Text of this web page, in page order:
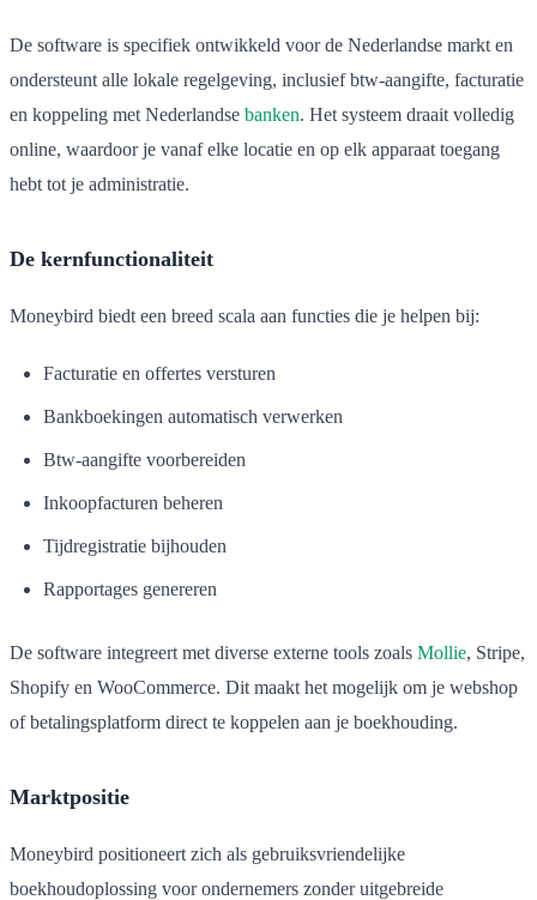
De software is specifiek ontwikkeld voor de Nederlandse markt en
ondersteunt alle lokale regelgeving, inclusief btw-aangifte, facturatie
en koppeling met Nederlandse banken. Het systeem draait volledig
online, waardoor je vanaf elke locatie en op elk apparaat toegang
hebt tot je administratie.
De kernfunctionaliteit
Moneybird biedt een breed scala aan functies die je helpen bij:
Facturatie en offertes versturen
Bankboekingen automatisch verwerken
Btw-aangifte voorbereiden
Inkoopfacturen beheren
Tijdregistratie bijhouden
Rapportages genereren
De software integreert met diverse externe tools zoals Mollie, Stripe,
Shopify en WooCommerce. Dit maakt het mogelijk om je webshop
of betalingsplatform direct te koppelen aan je boekhouding.
Marktpositie
Moneybird positioneert zich als gebruiksvriendelijke
boekhoudoplossing voor ondernemers zonder uitgebreide